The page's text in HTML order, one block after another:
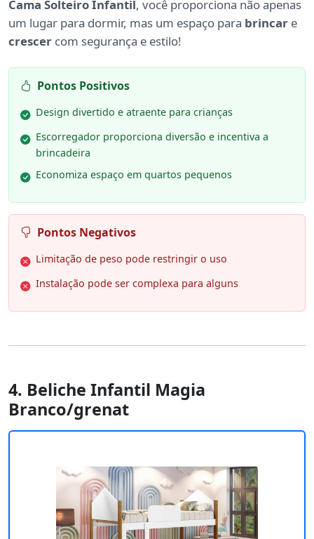
Cama Solteiro Infantil, você proporciona não apenas
um lugar para dormir, mas um espaço para brincar e
crescer com segurança e estilo!
Pontos Positivos
Design divertido e atraente para crianças
Escorregador proporciona diversão e incentiva a
brincadeira
Economiza espaço em quartos pequenos
Pontos Negativos
Limitação de peso pode restringir o uso
Instalação pode ser complexa para alguns
4. Beliche Infantil Magia
Branco/grenat